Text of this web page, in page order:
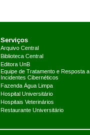
Serviços
Arquivo Central
Biblioteca Central
Editora UnB
Equipe de Tratamento e Resposta a
Incidentes Cibernéticos
Fazenda Água Limpa
Hospital Universitário
Hospitais Veterinários
Restaurante Universitário